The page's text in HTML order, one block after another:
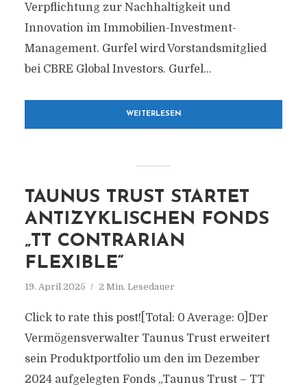
Verpflichtung zur Nachhaltigkeit und
Innovation im Immobilien-Investment-
Management. Gurfel wird Vorstandsmitglied
bei CBRE Global Investors. Gurfel...
WEITERLESEN
TAUNUS TRUST STARTET
ANTIZYKLISCHEN FONDS
„TT CONTRARIAN
FLEXIBLE“
19. April 2025 2 Min. Lesedauer
Click to rate this post![Total: 0 Average: 0]Der
Vermögensverwalter Taunus Trust erweitert
sein Produktportfolio um den im Dezember
2024 aufgelegten Fonds „Taunus Trust – TT